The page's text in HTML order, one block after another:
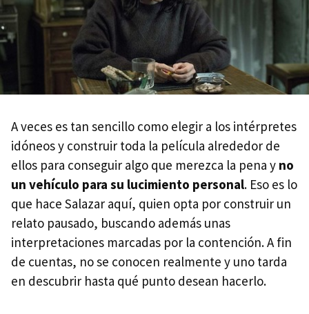
A veces es tan sencillo como elegir a los intérpretes
idóneos y construir toda la película alrededor de
ellos para conseguir algo que merezca la pena y no
un vehículo para su lucimiento personal. Eso es lo
que hace Salazar aquí, quien opta por construir un
relato pausado, buscando además unas
interpretaciones marcadas por la contención. A fin
de cuentas, no se conocen realmente y uno tarda
en descubrir hasta qué punto desean hacerlo.